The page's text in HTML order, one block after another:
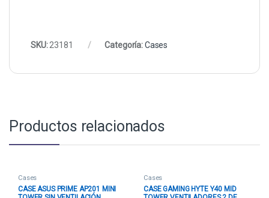
SKU:23181 Categoría:Cases
Productos relacionados
Cases
CASE ASUS PRIME AP201 MINI
Cases
CASE GAMING HYTE Y40 MID